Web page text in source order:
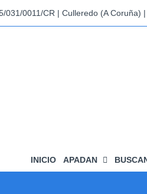
031/0011/CR | Culleredo (A Coruña)
INICIO APADAN